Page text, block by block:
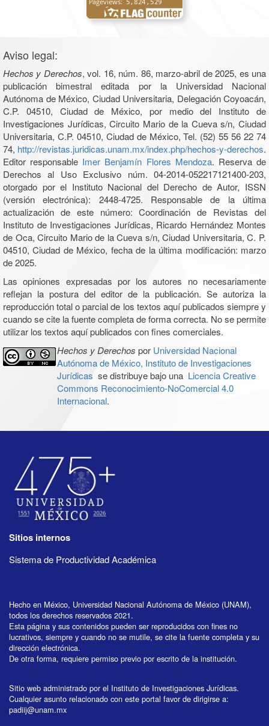
Aviso legal:
Hechos y Derechos, vol. 16, núm. 86, marzo-abril de 2025, es una
publicación bimestral editada por la Universidad Nacional
Autónoma de México, Ciudad Universitaria, Delegación Coyoacán,
C.P. 04510, Ciudad de México, por medio del Instituto de
Investigaciones Jurídicas, Circuito Mario de la Cueva s/n, Ciudad
Universitaria, C.P. 04510, Ciudad de México, Tel. (52) 55 56 22 74
74, http://revistas.juridicas.unam.mx/index.php/hechos-y-derechos.
Editor responsable Imer Benjamín Flores Mendoza. Reserva de
Derechos al Uso Exclusivo núm. 04-2014-052217121400-203,
otorgado por el Instituto Nacional del Derecho de Autor, ISSN
(versión electrónica): 2448-4725. Responsable de la última
actualización de este número: Coordinación de Revistas del
Instituto de Investigaciones Jurídicas, Ricardo Hernández Montes
de Oca, Circuito Mario de la Cueva s/n, Ciudad Universitaria, C. P.
04510, Ciudad de México, fecha de la última modificación: marzo
de 2025.
Las opiniones expresadas por los autores no necesariamente
reflejan la postura del editor de la publicación. Se autoriza la
reproducción total o parcial de los textos aquí publicados siempre y
cuando se cite la fuente completa de forma correcta. No se permite
utilizar los textos aquí publicados con fines comerciales.
Hechos y Derechos por Universidad Nacional
Autónoma de México, Instituto de Investigaciones
Jurídicas se distribuye bajo una Licencia Creative
Commons Reconocimiento-NoComercial 4.0
Internacional.
Sitios internos
Sistema de Productividad Académica
Hecho en México, Universidad Nacional Autónoma de México (UNAM),
todos los derechos reservados 2021.
Esta página y sus contenidos pueden ser reproducidos con fines no
lucrativos, siempre y cuando no se mutile, se cite la fuente completa y su
dirección electrónica.
De otra forma, requiere permiso previo por escrito de la institución.
Sitio web administrado por el Instituto de Investigaciones Jurídicas.
Cualquier asunto relacionado con este portal favor de dirigirse a:
padiij@unam.mx